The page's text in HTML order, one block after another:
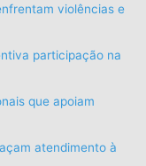
violências e
participação na
que apoiam
atendimento à